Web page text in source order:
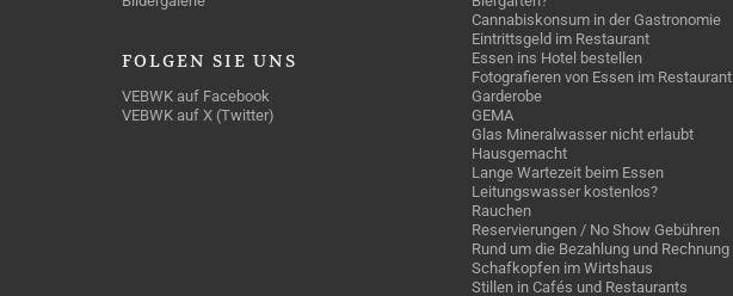
FOLGEN SIE UNS
VEBWK auf Facebook
VEBWK auf X (Twitter)
Cannabiskonsum in der Gastronomie
Eintrittsgeld im Restaurant
Essen ins Hotel bestellen
Fotografieren von Essen im Restaurant
Garderobe
GEMA
Glas Mineralwasser nicht erlaubt
Hausgemacht
Lange Wartezeit beim Essen
Leitungswasser kostenlos?
Rauchen
Reservierungen / No Show Gebühren
Rund um die Bezahlung und Rechnung
Schafkopfen im Wirtshaus
Stillen in Cafés und Restaurants